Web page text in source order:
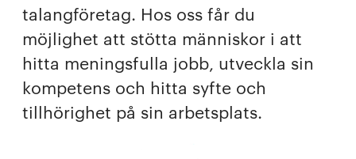
talangföretag. Hos oss får du
möjlighet att stötta människor i att
hitta meningsfulla jobb, utveckla sin
kompetens och hitta syfte och
tillhörighet på sin arbetsplats.